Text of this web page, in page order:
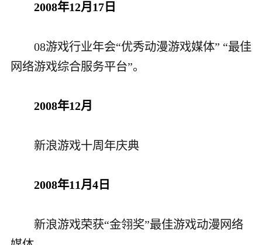
2008年12月17日
08游戏行业年会“优秀动漫游戏媒体” “最佳
网络游戏综合服务平台”。
2008年12月
新浪游戏十周年庆典
2008年11月4日
新浪游戏荣获“金翎奖”最佳游戏动漫网络